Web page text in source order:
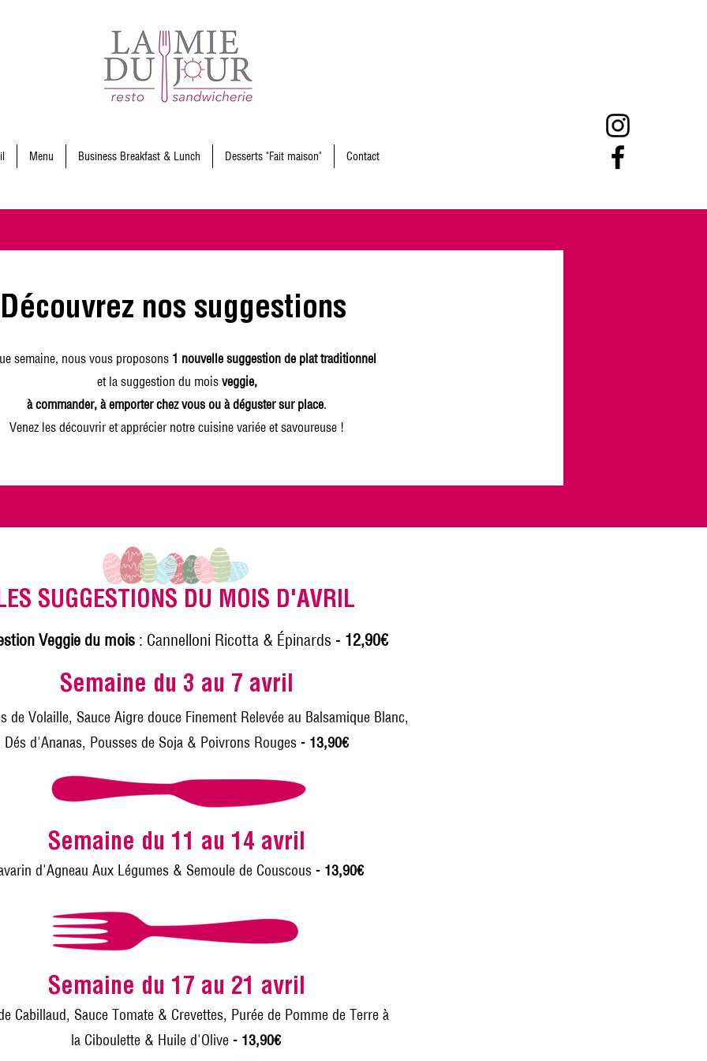
Menu Business Breakfast & Lunch Desserts "Fait maison" Contact
Découvrez nos suggestions
semaine, nous vous proposons 1 nouvelle suggestion de plat traditionnel
et la suggestion du mois veggie,
à commander, à emporter chez vous ou à déguster sur place.
Venez les découvrir et apprécier notre cuisine variée et savoureuse !
LES SUGGESTIONS DU MOIS D'AVRIL
Veggie du mois : Cannelloni Ricotta & Épinards - 12,90€
Semaine du 3 au 7 avril
de Volaille, Sauce Aigre douce Finement Relevée au Balsamique Blanc,
Dés d'Ananas, Pousses de Soja & Poivrons Rouges - 13,90€
Semaine du 11 au 14 avril
d'Agneau Aux Légumes & Semoule de Couscous - 13,90€
Semaine du 17 au 21 avril
Cabillaud, Sauce Tomate & Crevettes, Purée de Pomme de Terre à
la Ciboulette & Huile d'Olive - 13,90€